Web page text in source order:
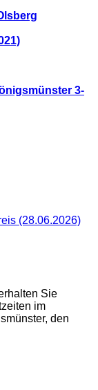
3-
(28.06.2026)
Sie
im
den